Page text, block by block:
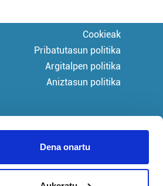
Dena onartu
Cookieak
Pribatutasun politika
Argitalpen politika
Aniztasun politika